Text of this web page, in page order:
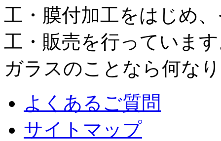
工・膜付加工をはじめ
工・販売を行っていま
ガラスのことなら何な
よくあるご質問
サイトマップ